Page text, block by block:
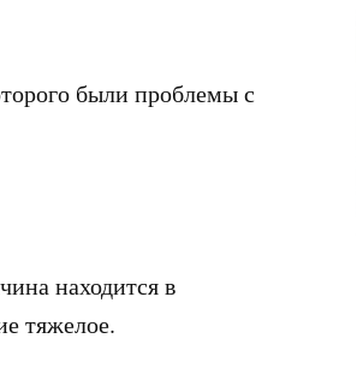
были проблемы с
находится в
тяжелое.